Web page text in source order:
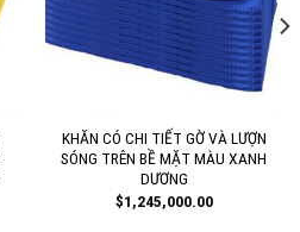
KHĂN CÓ CHI TIẾT GỜ VÀ LƯỢN
SÓNG TRÊN BỀ MẶT MÀU XANH
DƯƠNG
$1,245,000.00